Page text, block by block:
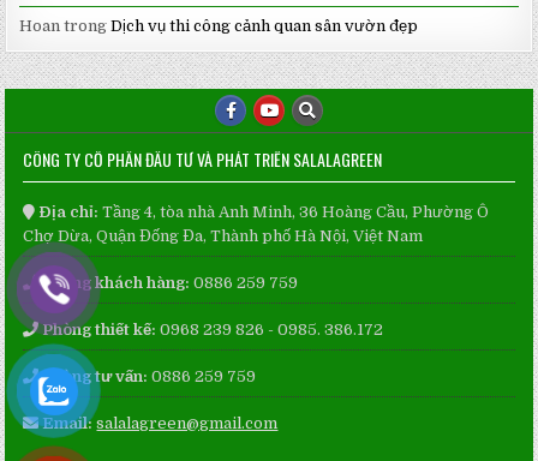
Hoan trongDịch vụ thi công cảnh quan sân vườn đẹp
CÔNG TY CỔ PHẦN ĐẦU TƯ VÀ PHÁT TRIỂN SALALAGREEN
Địa chỉ: Tầng 4, tòa nhà Anh Minh, 36 Hoàng Cầu, Phường Ô
Chợ Dừa, Quận Đống Đa, Thành phố Hà Nội, Việt Nam
Phòng khách hàng: 0886 259 759
Phòng thiết kế: 0968 239 826 - 0985. 386.172
Phòng tư vấn: 0886 259 759
Email: salalagreen@gmail.com